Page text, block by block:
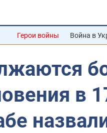
Герои войны Война в
в